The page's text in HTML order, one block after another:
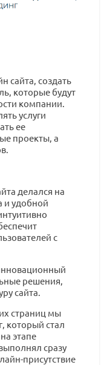
сайта, создать
которые будут
компании.
услуги
ее
проекты, а
делался на
и удобной
с
решения,
сайта.
страниц мы
который стал
этапе
сразу
присутствие